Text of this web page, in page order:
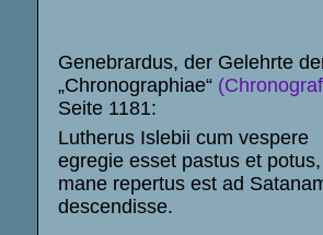
Genebrardus, der Gelehrte
„Chronographiae“
Seite 1181:
Lutherus Islebii cum vespere
egregie esset pastus et potus,
mane repertus est ad
descendisse.